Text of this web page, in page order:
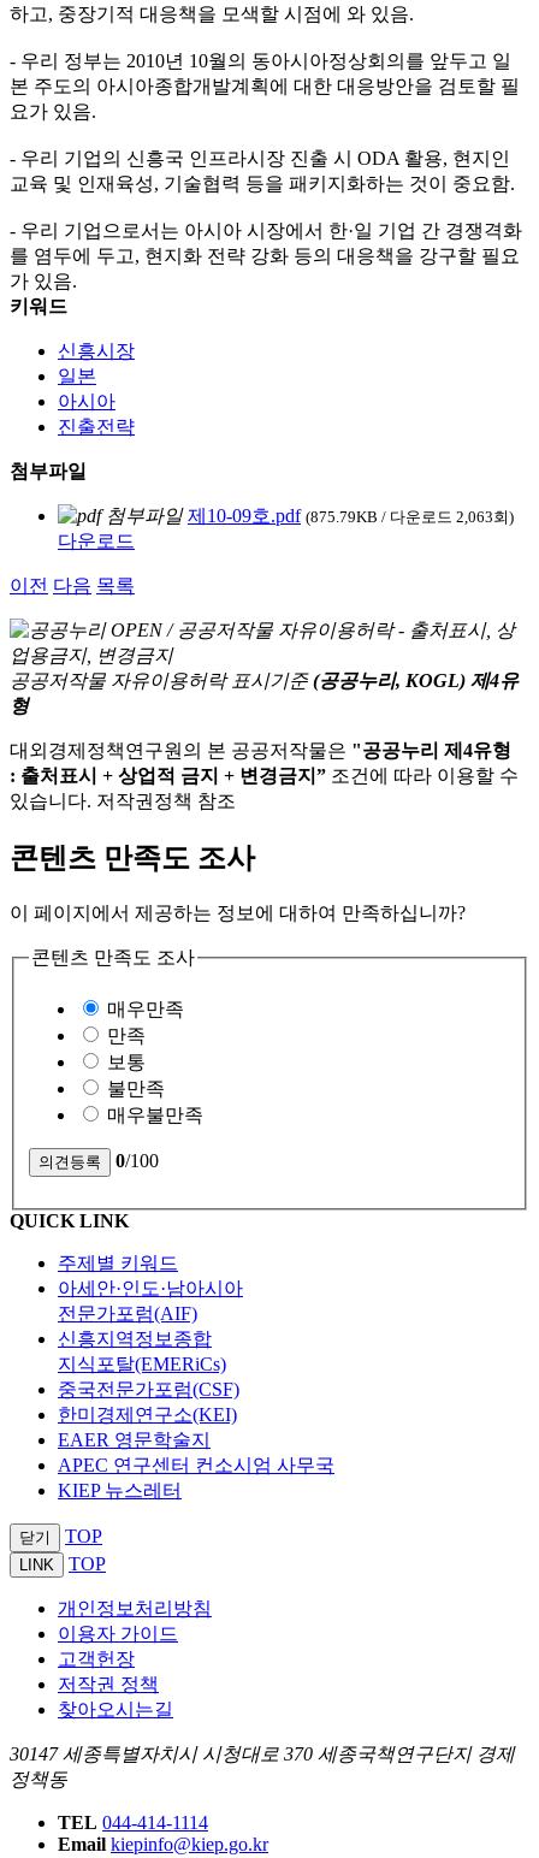
하고, 중장기적 대응책을 모색할 시점에 와 있음.
- 우리 정부는 2010년 10월의 동아시아정상회의를 앞두고 일
본 주도의 아시아종합개발계획에 대한 대응방안을 검토할 필
요가 있음.
- 우리 기업의 신흥국 인프라시장 진출 시 ODA 활용, 현지인
교육 및 인재육성, 기술협력 등을 패키지화하는 것이 중요함.
- 우리 기업으로서는 아시아 시장에서 한·일 기업 간 경쟁격화
를 염두에 두고, 현지화 전략 강화 등의 대응책을 강구할 필요
가 있음.
키워드
신흥시장
일본
아시아
진출전략
첨부파일
제10-09호.pdf (875.79KB / 다운로드 2,063회)
다운로드
이전 다음 목록
공공저작물 자유이용허락 표시기준 (공공누리, KOGL) 제4유
형
대외경제정책연구원의 본 공공저작물은 "공공누리 제4유형
: 출처표시 + 상업적 금지 + 변경금지” 조건에 따라 이용할 수
있습니다. 저작권정책 참조
콘텐츠 만족도 조사
이 페이지에서 제공하는 정보에 대하여 만족하십니까?
콘텐츠 만족도 조사
매우만족
만족
보통
불만족
매우불만족
0/100
QUICK LINK
주제별 키워드
아세안·인도·남아시아
전문가포럼(AIF)
신흥지역정보종합
지식포탈(EMERiCs)
중국전문가포럼(CSF)
한미경제연구소(KEI)
EAER 영문학술지
APEC 연구센터 컨소시엄 사무국
KIEP 뉴스레터
닫기 TOP
LINK TOP
개인정보처리방침
이용자 가이드
고객헌장
저작권 정책
찾아오시는길
30147 세종특별자치시 시청대로 370 세종국책연구단지 경제
정책동
TEL 044-414-1114
Email kiepinfo@kiep.go.kr